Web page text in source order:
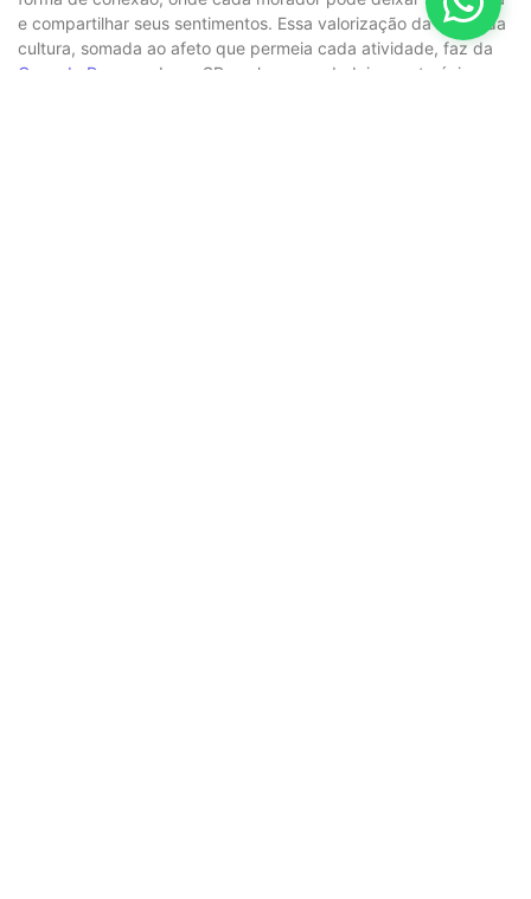
e compartilhar seus sentimentos. Essa valorização da arte e da
cultura, somada ao afeto que permeia cada atividade, faz da
Casa de Repouso
Lapa SP um lugar verdadeiramente único e